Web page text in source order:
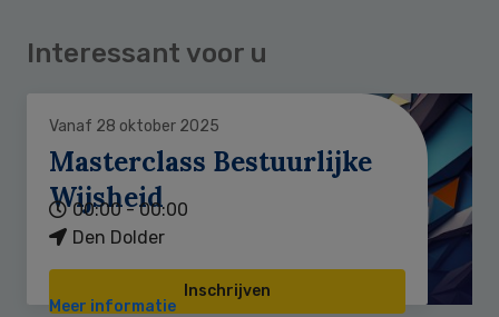
Interessant voor u
Vanaf 28 oktober 2025
Masterclass Bestuurlijke
Wijsheid
00:00 - 00:00
Den Dolder
Inschrijven
Meer informatie